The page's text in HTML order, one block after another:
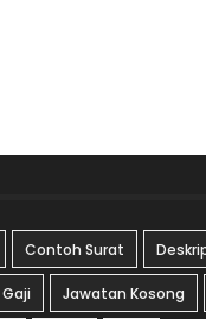
Contoh Surat
Jawatan Kosong